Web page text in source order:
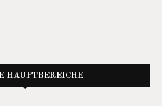
HAUPTBEREICHE